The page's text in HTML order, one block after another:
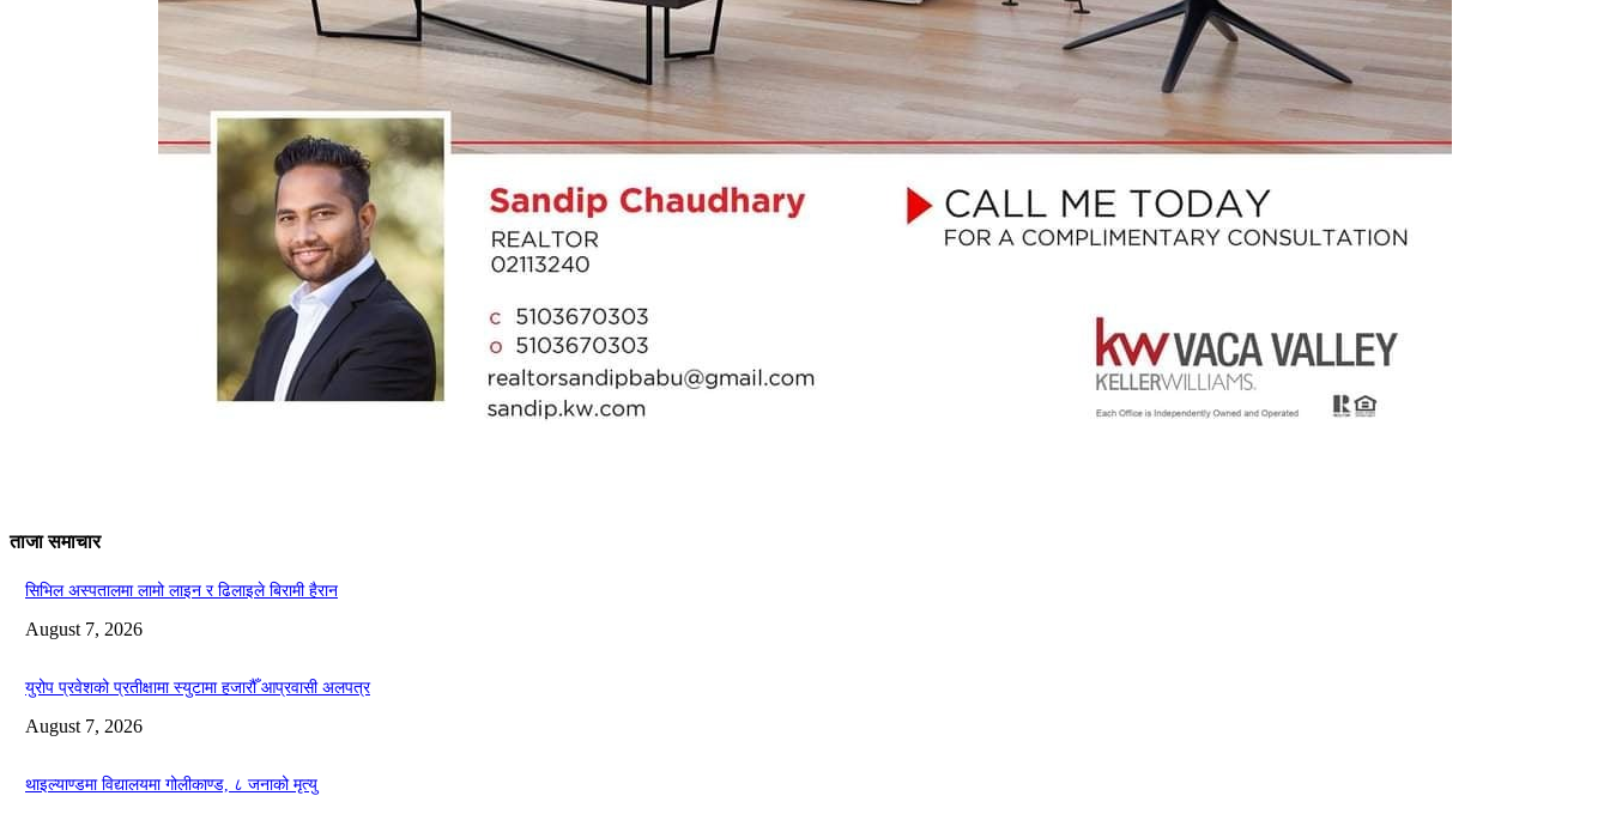
ताजा समाचार
सिभिल अस्पतालमा लामो लाइन र ढिलाइले बिरामी हैरान
August 7, 2026
युरोप प्रवेशको प्रतीक्षामा स्युटामा हजारौँ आप्रवासी अलपत्र
August 7, 2026
थाइल्याण्डमा विद्यालयमा गोलीकाण्ड, ८ जनाको मृत्यु